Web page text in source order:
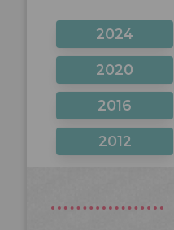
2024
2020
2016
2012